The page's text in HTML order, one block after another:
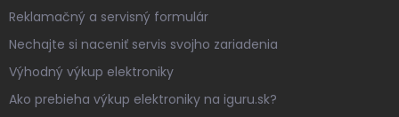
Reklamačný a servisný formulár
Nechajte si naceniť servis svojho zariadenia
Výhodný výkup elektroniky
Ako prebieha výkup elektroniky na iguru.sk?